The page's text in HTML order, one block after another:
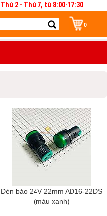
Thứ 2 - Thứ 7, từ 8:00-17:30
0
thể sửa và quản lý giỏ hàng và đơn
Đèn báo 24V 22mm AD16-22DS
(màu xanh)